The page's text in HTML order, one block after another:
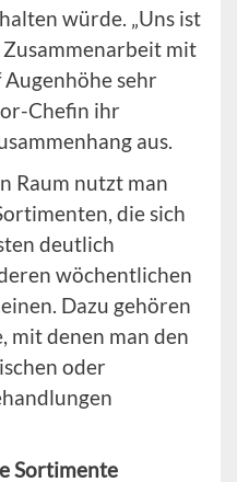
würde. „Uns ist
mit
sehr
Chefin ihr
aus.
Raum nutzt man
die sich
deutlich
wöchentlichen
Dazu gehören
mit denen man den
oder
Sortimente